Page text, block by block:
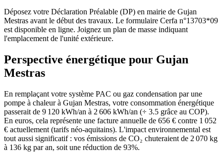
Déposez votre Déclaration Préalable (DP) en mairie de Gujan
Mestras avant le début des travaux. Le formulaire Cerfa n°13703*09
est disponible en ligne. Joignez un plan de masse indiquant
l'emplacement de l'unité extérieure.
Perspective énergétique pour Gujan
Mestras
En remplaçant votre système PAC ou gaz condensation par une
pompe à chaleur à Gujan Mestras, votre consommation énergétique
passerait de 9 120 kWh/an à 2 606 kWh/an (÷ 3.5 grâce au COP).
En euros, cela représente une facture annuelle de 656 € contre 1 052
€ actuellement (tarifs néo-aquitains). L'impact environnemental est
tout aussi significatif : vos émissions de CO₂ chuteraient de 2 070 kg
à 136 kg par an, soit une réduction de 93%.